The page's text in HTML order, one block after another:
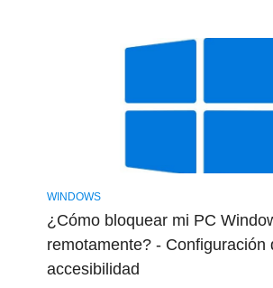
WINDOWS
¿Cómo bloquear mi PC
remotamente? - Configuración
accesibilidad